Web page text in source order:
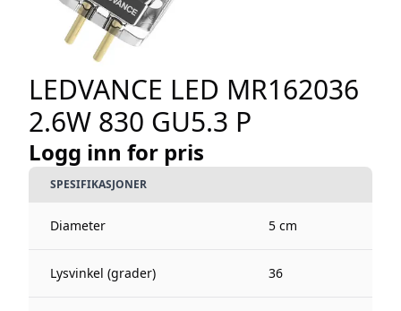
LEDVANCE LED MR162036
2.6W 830 GU5.3 P
Logg inn for pris
SPESIFIKASJONER
Diameter 5 cm
Lysvinkel (grader) 36